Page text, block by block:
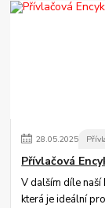
28.05.2025
Přívlačová
V dalším díle naší
která je ideální